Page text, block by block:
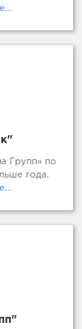
Групп» по
года.